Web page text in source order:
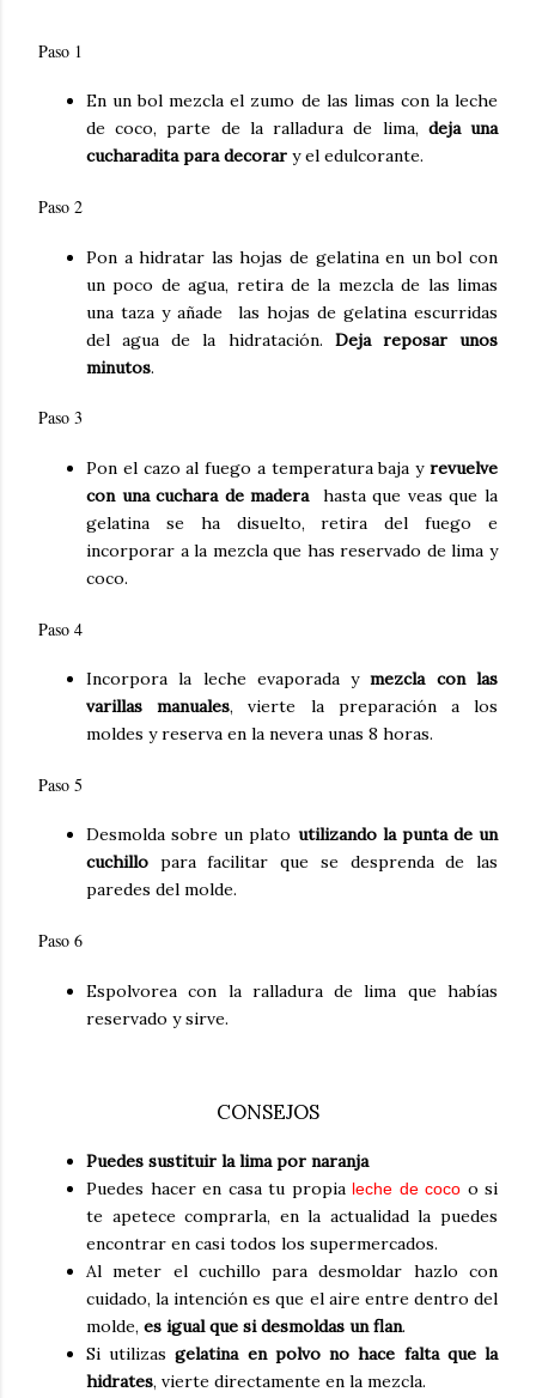
Paso 1
En un bol mezcla el zumo de las limas con la leche
de coco, parte de la ralladura de lima, deja una
cucharadita para decorar y el edulcorante.
Paso 2
Pon a hidratar las hojas de gelatina en un bol con
un poco de agua, retira de la mezcla de las limas
una taza y añade las hojas de gelatina escurridas
del agua de la hidratación. Deja reposar unos
minutos.
Paso 3
Pon el cazo al fuego a temperatura baja y revuelve
con una cuchara de maderahasta que veas que la
gelatina se ha disuelto, retira del fuego e
incorporar a la mezcla que has reservado de lima y
coco.
Paso 4
Incorpora la leche evaporada ymezcla con las
varillas manuales, vierte la preparación a los
moldes y reserva en la nevera unas 8 horas.
Paso 5
Desmolda sobre un plato utilizando la punta de un
cuchillo para facilitar que se desprenda de las
paredes del molde.
Paso 6
Espolvorea con la ralladura de lima que habías
reservado y sirve.
CONSEJOS
Puedes sustituir la lima por naranja
Puedes hacer en casa tu propia leche de coco o si
te apetece comprarla, en la actualidad la puedes
encontrar en casi todos los supermercados.
Al meter el cuchillo para desmoldar hazlo con
cuidado, la intención es que el aire entre dentro del
molde, es igual que si desmoldas un flan.
Si utilizasgelatina en polvo no hace falta que la
hidrates, vierte directamente en la mezcla.